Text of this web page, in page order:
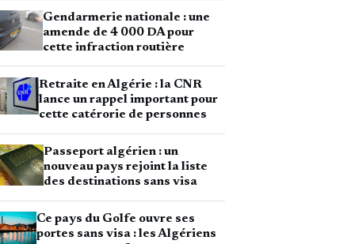
Gendarmerie nationale : une
amende de 4 000 DA pour
cette infraction routière
Retraite en Algérie : la CNR
lance un rappel important pour
cette catérorie de personnes
Passeport algérien : un
nouveau pays rejoint la liste
des destinations sans visa
Ce pays du Golfe ouvre ses
portes sans visa : les Algériens